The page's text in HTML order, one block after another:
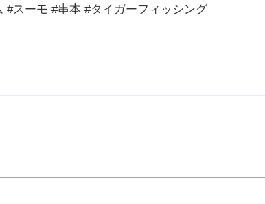
スーモ #串本 #タイガーフィッシング